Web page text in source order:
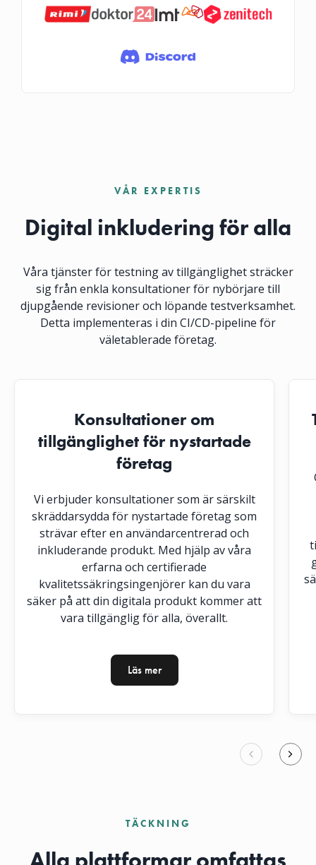
VÅR EXPERTIS
Digital inkludering för alla
Våra tjänster för testning av tillgänglighet sträcker
sig från enkla konsultationer för nybörjare till
djupgående revisioner och löpande testverksamhet.
Detta implementeras i din CI/CD-pipeline för
väletablerade företag.
Konsultationer om
tillgänglighet för nystartade
företag
Vi erbjuder konsultationer som är särskilt
skräddarsydda för nystartade företag som
strävar efter en användarcentrerad och
inkluderande produkt. Med hjälp av våra
erfarna och certifierade
kvalitetssäkringsingenjörer kan du vara
säker på att din digitala produkt kommer att
vara tillgänglig för alla, överallt.
Read more about accessibility
Läs mer
TÄCKNING